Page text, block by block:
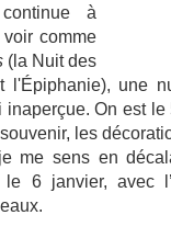
à
comme
(la Nuit des
l'Épiphanie), une
inaperçue. On est
les
me sens en
6 janvier, avec